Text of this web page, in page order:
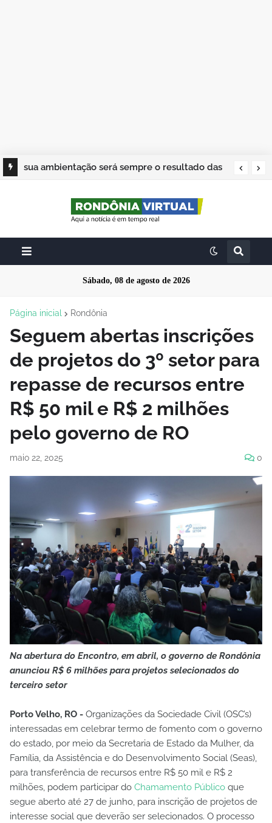
sua ambientação será sempre o resultado das
Sábado, 08 de agosto de 2026
Página inicial Rondônia
Seguem abertas inscrições
de projetos do 3º setor para
repasse de recursos entre
R$ 50 mil e R$ 2 milhões
pelo governo de RO
maio 22, 2025 0
Na abertura do Encontro, em abril, o governo de Rondônia
anunciou R$ 6 milhões para projetos selecionados do
terceiro setor
Porto Velho, RO - Organizações da Sociedade Civil (OSC’s)
interessadas em celebrar termo de fomento com o governo
do estado, por meio da Secretaria de Estado da Mulher, da
Família, da Assistência e do Desenvolvimento Social (Seas),
para transferência de recursos entre R$ 50 mil e R$ 2
milhões, podem participar do Chamamento Público que
segue aberto até 27 de junho, para inscrição de projetos de
interesse social que deverão ser selecionados. O processo